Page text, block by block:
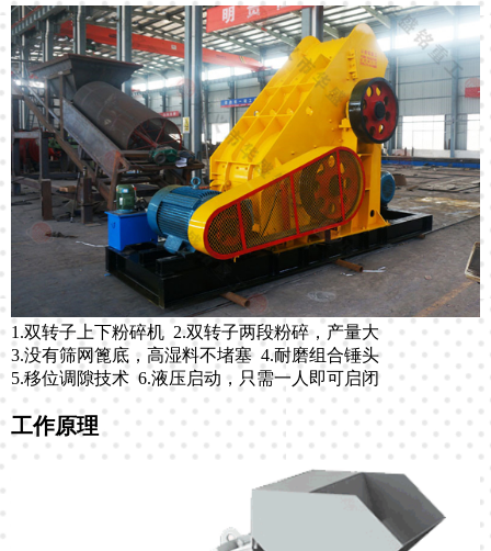
1.双转子上下粉碎机 2.双转子两段粉碎，产量大
3.没有筛网篦底，高湿料不堵塞 4.耐磨组合锤头
5.移位调隙技术 6.液压启动，只需一人即可启闭
工作原理